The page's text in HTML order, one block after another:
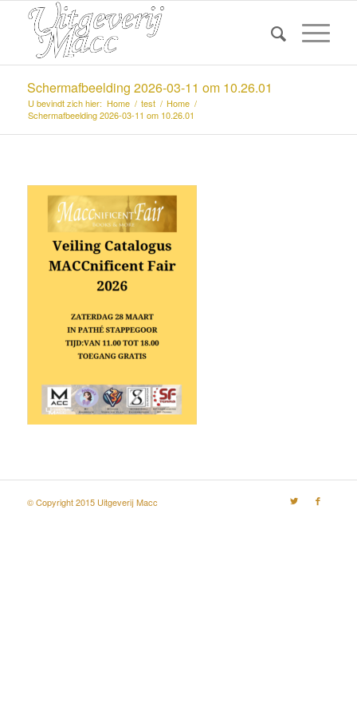
Scherm­afbeelding 2026-03-11 om 10.26.01
U bevindt zich hier: Home / test / Home /
Scherm­afbeelding 2026-03-11 om 10.26.01
© Copyright 2015 Uitgeverij Macc